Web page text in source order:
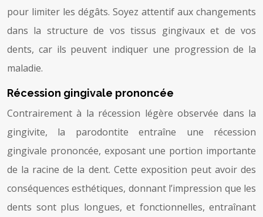
pour limiter les dégâts. Soyez attentif aux changements
dans la structure de vos tissus gingivaux et de vos
dents, car ils peuvent indiquer une progression de la
maladie.
Récession gingivale prononcée
Contrairement à la récession légère observée dans la
gingivite, la parodontite entraîne une récession
gingivale prononcée, exposant une portion importante
de la racine de la dent. Cette exposition peut avoir des
conséquences esthétiques, donnant l’impression que les
dents sont plus longues, et fonctionnelles, entraînant